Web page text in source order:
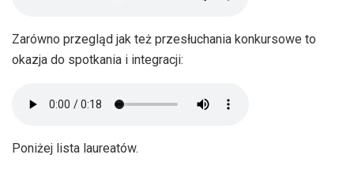
Zarówno przegląd jak też przesłuchania konkursowe to
okazja do spotkania i integracji:
Poniżej lista laureatów.